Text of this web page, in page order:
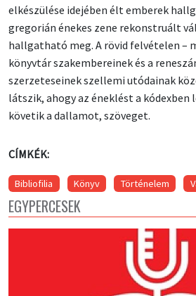
elkészülése idejében élt emberek
gregorián énekes zene rekonstruált
hallgatható meg. A rövid felvételen –
könyvtár szakembereinek és a
szerzeteseinek szellemi utódainak
látszik, ahogy az éneklést a kódexben
követik a dallamot, szöveget.
CÍMKÉK:
Bibliofilia Könyv Történelem
EGYPERCESEK